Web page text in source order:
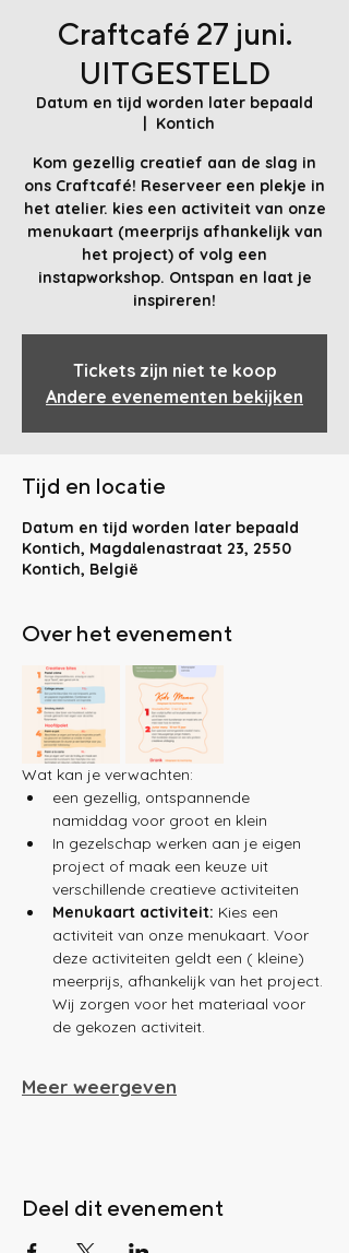
Craftcafé 27 juni.
UITGESTELD
Datum en tijd worden later bepaald
  |
Kontich
Kom gezellig creatief aan de slag in
ons Craftcafé! Reserveer een plekje in
het atelier. kies een activiteit van onze
menukaart (meerprijs afhankelijk van
het project) of volg een
instapworkshop. Ontspan en laat je
inspireren!
Tickets zijn niet te koop
Andere evenementen bekijken
Tijd en locatie
Datum en tijd worden later bepaald
Kontich, Magdalenastraat 23, 2550
Kontich, België
Over het evenement
Wat kan je verwachten:
een gezellig, ontspannende
namiddag voor groot en klein
In gezelschap werken aan je eigen
project of maak een keuze uit
verschillende creatieve activiteiten
Menukaart activiteit: Kies een
activiteit van onze menukaart. Voor
deze activiteiten geldt een ( kleine)
meerprijs, afhankelijk van het project.
Wij zorgen voor het materiaal voor
de gekozen activiteit.
Meer weergeven
Deel dit evenement